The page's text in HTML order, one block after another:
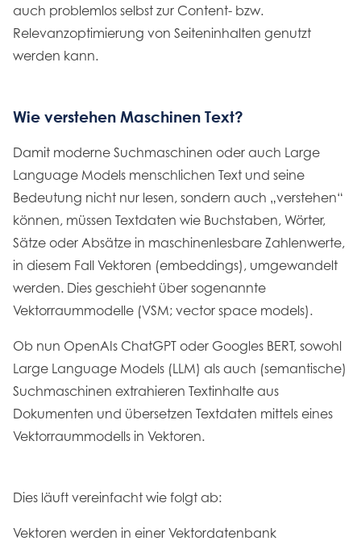
auch problemlos selbst zur Content- bzw.
Relevanzoptimierung von Seiteninhalten genutzt
werden kann.
Wie verstehen Maschinen Text?
Damit moderne Suchmaschinen oder auch Large
Language Models menschlichen Text und seine
Bedeutung nicht nur lesen, sondern auch „verstehen“
können, müssen Textdaten wie Buchstaben, Wörter,
Sätze oder Absätze in maschinenlesbare Zahlenwerte,
in diesem Fall Vektoren (embeddings), umgewandelt
werden. Dies geschieht über sogenannte
Vektorraummodelle (VSM; vector space models).
Ob nun OpenAIs ChatGPT oder Googles BERT, sowohl
Large Language Models (LLM) als auch (semantische)
Suchmaschinen extrahieren Textinhalte aus
Dokumenten und übersetzen Textdaten mittels eines
Vektorraummodells in Vektoren.
Dies läuft vereinfacht wie folgt ab:
Vektoren werden in einer Vektordatenbank